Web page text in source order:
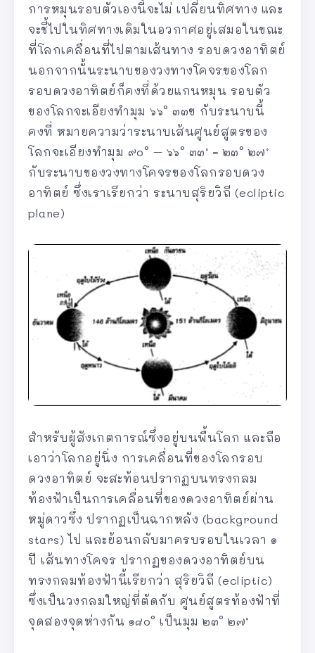
การหมุนรอบตัวเองนี้จะไม่ เปลี่ยนทิศทาง และ
จะชี้ไปในทิศทางเดิมในอวกาศอยู่เสมอในขณะ
ที่โลกเคลื่อนที่ไปตามเส้นทาง รอบดวงอาทิตย์
นอกจากนั้นระนาบของวงทางโคจรของโลก
รอบดวงอาทิตย์ก็คงที่ด้วยแกนหมุน รอบตัว
ของโลกจะเอียงทำมุม ๖๖° ๓๓ข กับระนาบนี้
คงที่ หมายความว่าระนาบเส้นศูนย์สูตรของ
โลกจะเอียงทำมุม ๙๐° – ๖๖° ๓๓’ = ๒๓° ๒๗’
กับระนาบของวงทางโคจรของโลกรอบดวง
อาทิตย์ ซึ่งเราเรียกว่า ระนาบสุริยวิถี (ecliptic
plane)
สำหรับผู้สังเกตการณ์ซึ่งอยู่บนพื้นโลก และถือ
เอาว่าโลกอยู่นิ่ง การเคลื่อนที่ของโลกรอบ
ดวงอาทิตย์ จะสะท้อนปรากฏบนทรงกลม
ท้องฟ้าเป็นการเคลื่อนที่ของดวงอาทิตย์ผ่าน
หมู่ดาวซึ่ง ปรากฏเป็นฉากหลัง (background
stars) ไป และย้อนกลับมาครบรอบในเวลา ๑
ปี เส้นทางโคจร ปรากฏของดวงอาทิตย์บน
ทรงกลมท้องฟ้านี้เรียกว่า สุริยวิถี (ecliptic)
ซึ่งเป็นวงกลมใหญ่ที่ตัดกับ ศูนย์สูตรท้องฟ้าที่
จุดสองจุดห่างกัน ๑๘๐° เป็นมุม ๒๓° ๒๗’